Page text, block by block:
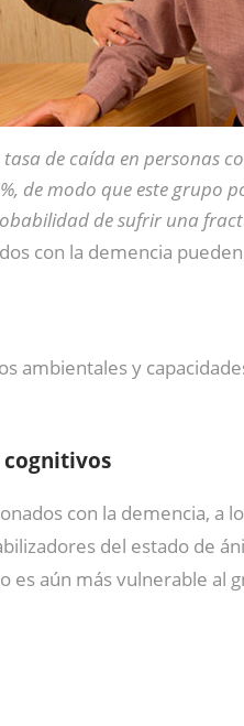
tasa de caída en personas
de modo que este grupo
de sufrir una
con la demencia
ambientales y
cognitivos
con la demencia, a
del estado de
aún más vulnerable al